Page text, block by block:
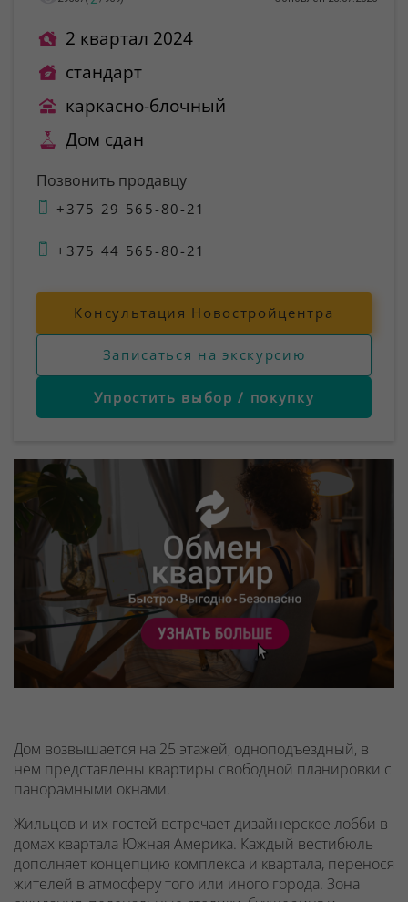
2 квартал 2024
стандарт
каркасно-блочный
Дом сдан
Позвонить продавцу
+375 29 565-80-21
+375 44 565-80-21
Консультация Новостройцентра
Записаться на экскурсию
Упростить выбор / покупку
Дом возвышается на 25 этажей, одноподъездный, в
нем представлены квартиры свободной планировки с
панорамными окнами.
Жильцов и их гостей встречает дизайнерское лобби в
домах квартала Южная Америка. Каждый вестибюль
дополняет концепцию комплекса и квартала, перенося
жителей в атмосферу того или иного города. Зона